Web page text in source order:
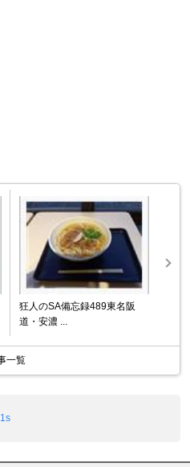
狂人のSA備忘録489東名阪
道・安濃 ...
一覧